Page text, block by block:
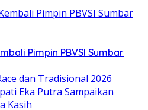
Pimpin PBVSI Sumbar